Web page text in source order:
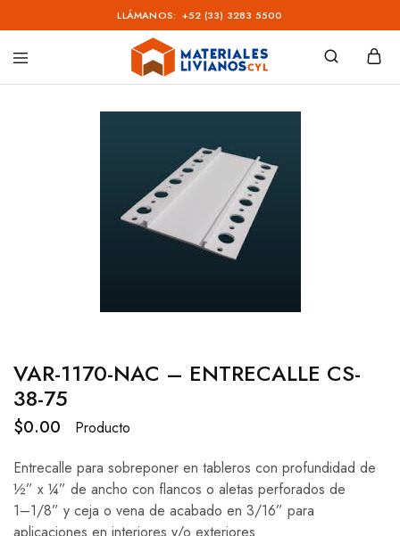
LLÁMANOS: +52 (33) 3283 5500
Materiales
–
VAR-1170-NAC – ENTRECALLE CS-
38-75
$0.00
Producto
Entrecalle para sobreponer en tableros con profundidad de
½” x ¼” de ancho con flancos o aletas perforados de
1–1/8” y ceja o vena de acabado en 3/16” para